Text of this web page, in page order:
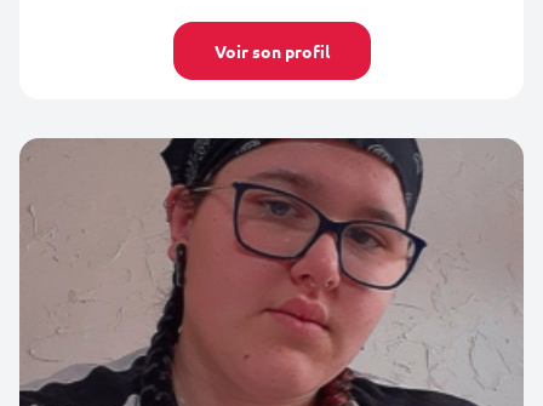
Voir son profil